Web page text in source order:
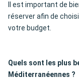
Il est important de
réserver afin de
votre budget.
Quels sont les plus
Méditerranéennes ?